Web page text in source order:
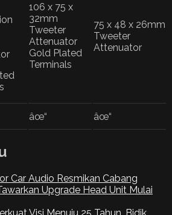
106 x 75 x
32mm
Tweeter
Attenuator
Gold Plated
Terminals
75 x 48 x 26mm
Tweeter
Attenuator
âœ“ âœ“
Car Audio Resmikan Cabang
Upgrade Head Unit Mulai
Visi Menuju 25 Tahun, Bidik